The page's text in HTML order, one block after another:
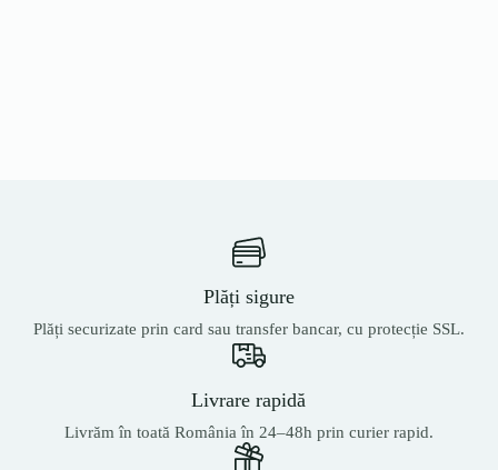
Plăți sigure
Plăți securizate prin card sau transfer bancar, cu protecție SSL.
Livrare rapidă
Livrăm în toată România în 24–48h prin curier rapid.